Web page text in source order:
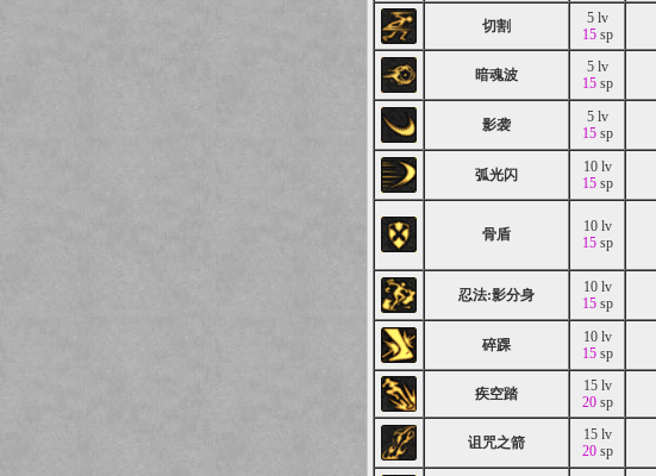
切割
5 lv
15sp
暗魂波
5 lv
15sp
影袭
5 lv
15sp
弧光闪
10 lv
15sp
骨盾
10 lv
15sp
忍法:影分身
10 lv
15sp
碎踝
10 lv
15sp
疾空踏
15 lv
20sp
诅咒之箭
15 lv
20sp